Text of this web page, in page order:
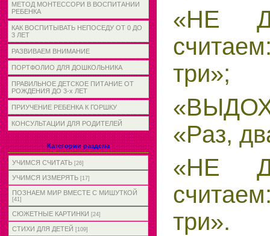
МЕТОД МОНТЕССОРИ В ВОСПИТАНИИ
РЕБЕНКА
КАК ВОСПИТЫВАТЬ НЕПОСЕДУ ОТ 0 ДО
3 ЛЕТ
РАЗВИВАЕМ ВНИМАНИЕ
ПОРТФОЛИО ДЛЯ ДОШКОЛЬНИКА
ПРАВИЛЬНОЕ ДЕТСКОЕ ПИТАНИЕ ОТ
РОЖДЕНИЯ ДО 3-х ЛЕТ
ПРИУЧЕНИЕ РЕБЕНКА К ГОРШКУ
КОНСУЛЬТАЦИИ ДЛЯ РОДИТЕЛЕЙ
Категории раздела
УЧИМСЯ СЧИТАТЬ [26]
УЧИМСЯ ИЗМЕРЯТЬ [17]
ПОЗНАЕМ МИР ВМЕСТЕ С МИШУТКОЙ
[41]
СЮЖЕТНЫЕ КАРТИНКИ [24]
СТИХИ ДЛЯ ДЕТЕЙ [109]
«НЕ
три»;
«Раз,
«НЕ
три».